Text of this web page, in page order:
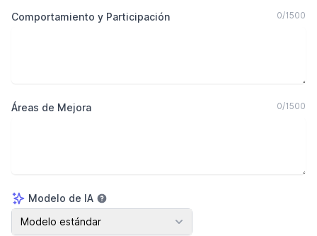
Comportamiento y Participación 0/1500
Áreas de Mejora 0/1500
Modelo de IA
Modelo de IA
Modelo estándar